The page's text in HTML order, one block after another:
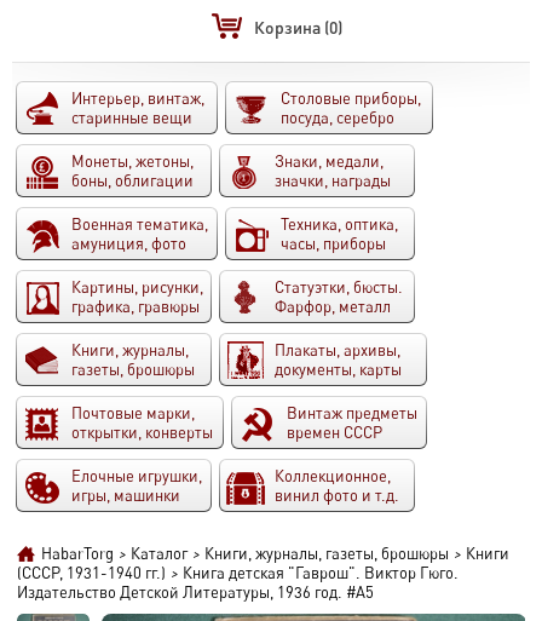
Корзина (0)
Интерьер, винтаж,
старинные вещи
Столовые приборы,
посуда, серебро
Монеты, жетоны,
боны, облигации
Знаки, медали,
значки, награды
Военная тематика,
амуниция, фото
Техника, оптика,
часы, приборы
Картины, рисунки,
графика, гравюры
Статуэтки, бюсты.
Фарфор, металл
Книги, журналы,
газеты, брошюры
Плакаты, архивы,
документы, карты
Почтовые марки,
открытки, конверты
Винтаж предметы
времен СССР
Елочные игрушки,
игры, машинки
Коллекционное,
винил фото и т.д.
HabarTorg > Каталог > Книги, журналы, газеты, брошюры > Книги
(СССР, 1931-1940 гг.) > Книга детская "Гаврош". Виктор Гюго.
Издательство Детской Литературы, 1936 год. #A5